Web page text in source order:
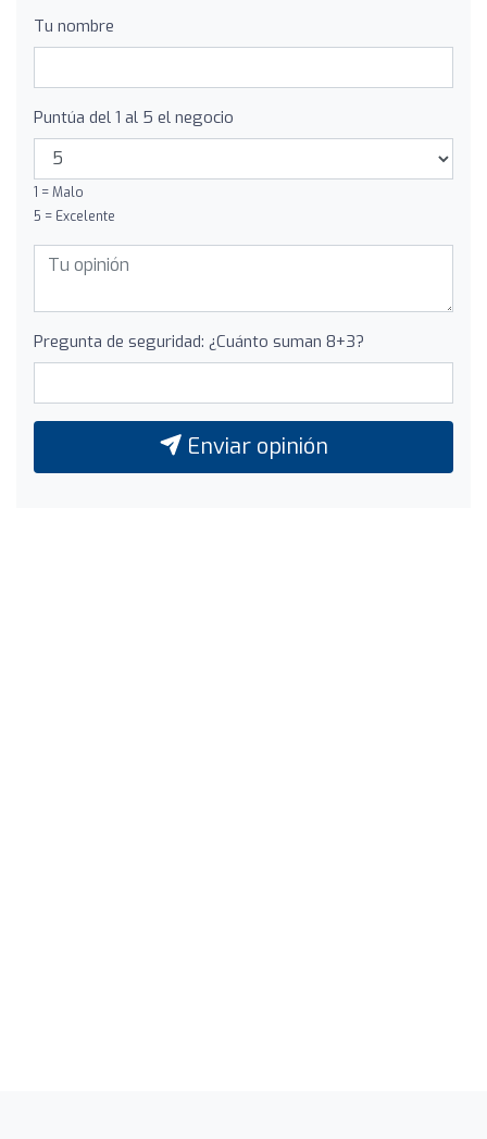
Tu nombre
Puntúa del 1 al 5 el negocio
1 = Malo
5 = Excelente
Pregunta de seguridad: ¿Cuánto suman 8+3?
Enviar opinión